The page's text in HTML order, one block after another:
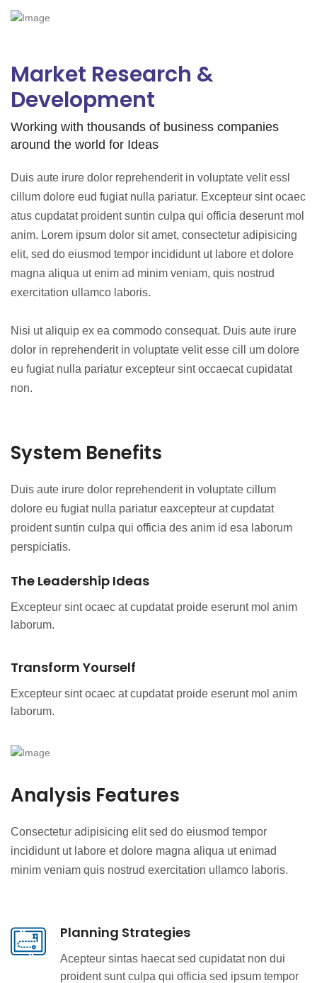
Market Research &
Development
Working with thousands of business companies
around the world for Ideas
Duis aute irure dolor reprehenderit in voluptate velit essl
cillum dolore eud fugiat nulla pariatur. Excepteur sint ocaec
atus cupdatat proident suntin culpa qui officia deserunt mol
anim. Lorem ipsum dolor sit amet, consectetur adipisicing
elit, sed do eiusmod tempor incididunt ut labore et dolore
magna aliqua ut enim ad minim veniam, quis nostrud
exercitation ullamco laboris.
Nisi ut aliquip ex ea commodo consequat. Duis aute irure
dolor in reprehenderit in voluptate velit esse cill um dolore
eu fugiat nulla pariatur excepteur sint occaecat cupidatat
non.
System Benefits
Duis aute irure dolor reprehenderit in voluptate cillum
dolore eu fugiat nulla pariatur eaxcepteur at cupdatat
proident suntin culpa qui officia des anim id esa laborum
perspiciatis.
The Leadership Ideas
Excepteur sint ocaec at cupdatat proide eserunt mol anim
laborum.
Transform Yourself
Excepteur sint ocaec at cupdatat proide eserunt mol anim
laborum.
Analysis Features
Consectetur adipisicing elit sed do eiusmod tempor
incididunt ut labore et dolore magna aliqua ut enimad
minim veniam quis nostrud exercitation ullamco laboris.
Planning Strategies
Acepteur sintas haecat sed cupidatat non dui
proident sunt culpa qui officia sed ipsum tempor